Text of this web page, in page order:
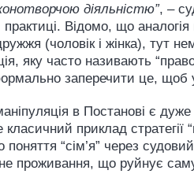
діяльністю”, –
Відомо, що
(чоловік і жінка),
яку часто називають
заперечити це,
в Постанові є
класичний приклад
“сім’я” через
проживання, що руйнує